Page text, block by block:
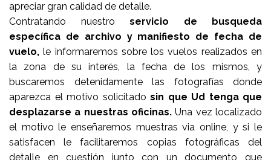
apreciar gran calidad de detalle.
Contratando nuestro servicio de busqueda
específica de archivo y manifiesto de fecha de
vuelo, le informaremos sobre los vuelos realizados en
la zona de su interés, la fecha de los mismos, y
buscaremos detenidamente las fotografías donde
aparezca el motivo solicitado sin que Ud tenga que
desplazarse a nuestras oficinas. Una vez localizado
el motivo le enseñaremos muestras via online, y si le
satisfacen le facilitaremos copias fotográficas del
detalle en cuestión junto con un documento que